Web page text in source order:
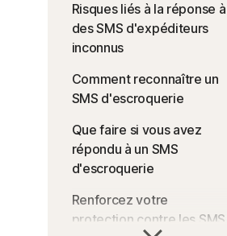
Risques liés à la réponse à
des SMS d'expéditeurs
inconnus
Comment reconnaître un
SMS d'escroquerie
Que faire si vous avez
répondu à un SMS
d'escroquerie
Renforcez votre
protection contre les SMS